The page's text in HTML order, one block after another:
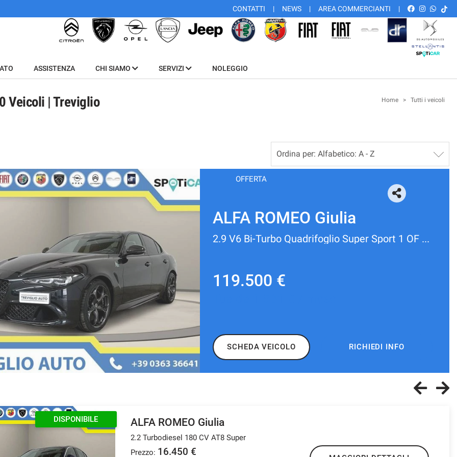
CONTATTI NEWS AREA COMMERCIANTI
ASSISTENZA CHI SIAMO SERVIZI NOLEGGIO
Veicoli | Treviglio
Home > Tutti i veicoli
OFFERTA
ALFA ROMEO Giulia
2.9 V6 Bi-Turbo Quadrifoglio Super Sport 1 OF 275
119.500 €
SCHEDA VEICOLO RICHIEDI INFO
DISPONIBILE ALFA ROMEO Giulia
2.2 Turbodiesel 180 CV AT8 Super
Prezzo: 16.450 €